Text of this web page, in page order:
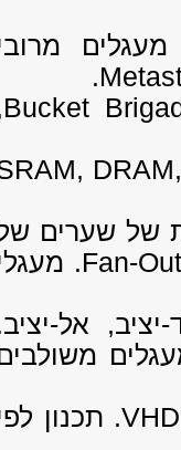
.
Bucket
של שערים
Fan-Out
.
אל-
. תכנון